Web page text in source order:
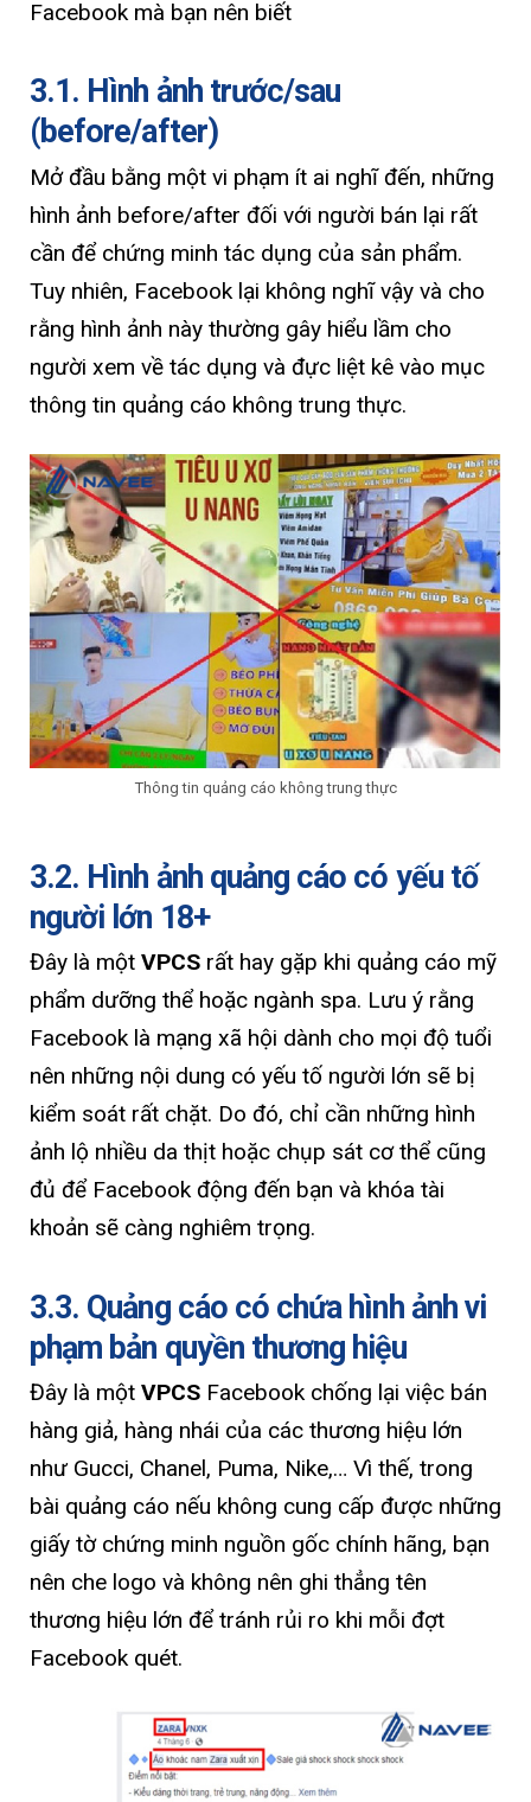
Facebook mà bạn nên biết
3.1. Hình ảnh trước/sau
(before/after)
Mở đầu bằng một vi phạm ít ai nghĩ đến, những
hình ảnh before/after đối với người bán lại rất
cần để chứng minh tác dụng của sản phẩm.
Tuy nhiên, Facebook lại không nghĩ vậy và cho
rằng hình ảnh này thường gây hiểu lầm cho
người xem về tác dụng và đực liệt kê vào mục
thông tin quảng cáo không trung thực.
Thông tin quảng cáo không trung thực
3.2. Hình ảnh quảng cáo có yếu tố
người lớn 18+
Đây là một VPCS rất hay gặp khi quảng cáo mỹ
phẩm dưỡng thể hoặc ngành spa. Lưu ý rằng
Facebook là mạng xã hội dành cho mọi độ tuổi
nên những nội dung có yếu tố người lớn sẽ bị
kiểm soát rất chặt. Do đó, chỉ cần những hình
ảnh lộ nhiều da thịt hoặc chụp sát cơ thể cũng
đủ để Facebook động đến bạn và khóa tài
khoản sẽ càng nghiêm trọng.
3.3. Quảng cáo có chứa hình ảnh vi
phạm bản quyền thương hiệu
Đây là một VPCS Facebook chống lại việc bán
hàng giả, hàng nhái của các thương hiệu lớn
như Gucci, Chanel, Puma, Nike,… Vì thế, trong
bài quảng cáo nếu không cung cấp được những
giấy tờ chứng minh nguồn gốc chính hãng, bạn
nên che logo và không nên ghi thẳng tên
thương hiệu lớn để tránh rủi ro khi mỗi đợt
Facebook quét.